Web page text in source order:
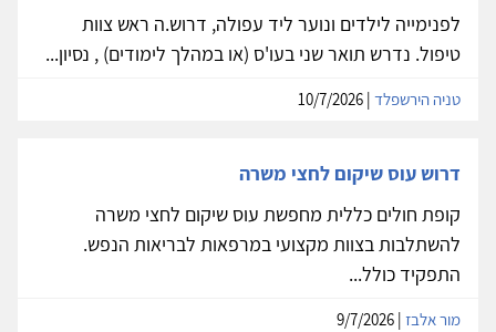
לפנימייה לילדים ונוער ליד עפולה, דרוש.ה ראש צוות
טיפול. נדרש תואר שני בעו'ס (או במהלך לימודים) , נסיון...
טניה הירשפלד
דרוש עוס שיקום לחצי משרה
קופת חולים כללית מחפשת עוס שיקום לחצי משרה
להשתלבות בצוות מקצועי במרפאות לבריאות הנפש.
התפקיד כולל...
מור אלבז